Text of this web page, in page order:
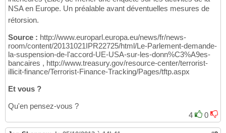
NSA en Europe. Un préalable avant déventuelles mesures de
rétorsion.
Source : http://www.europarl.europa.eu/news/fr/news-
room/content/20131021IPR22725/html/Le-Parlement-demande-
la-suspension-de-l'accord-UE-USA-sur-les-donn%C3%A9es-
bancaires , http://www.treasury.gov/resource-center/terrorist-
illicit-finance/Terrorist-Finance-Tracking/Pages/tftp.aspx
Et vous ?
Qu'en pensez-vous ?
4
0